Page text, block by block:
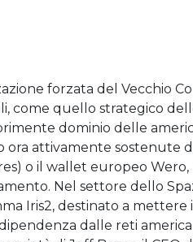
forzata del Vecchio
come quello strategico
dominio delle
attivamente sostenute
o il wallet europeo
Nel settore dello
Iris2, destinato a
dalle reti